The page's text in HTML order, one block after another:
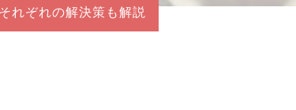
れぞれの解決策も解説